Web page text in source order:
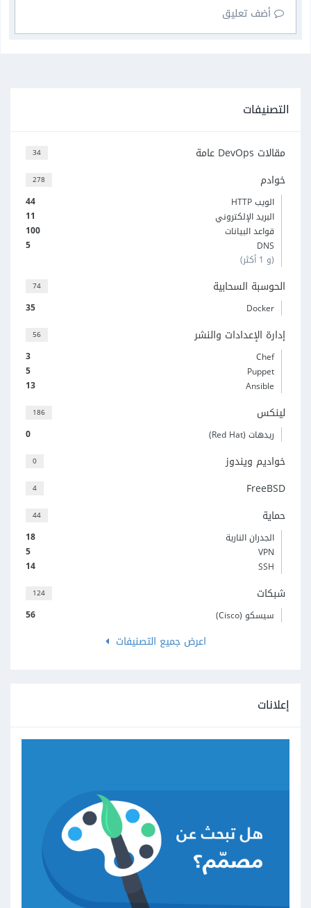
أضف تعليق
التصنيفات
34 مقالات DevOps عامة
278 خوادم
44
الويب HTTP
11
البريد الإلكتروني
100
قواعد البيانات
5
DNS
(و 1 أكثر)
74 الحوسبة السحابية
35 Docker
56 إدارة الإعدادات والنشر
3
Chef
5
Puppet
13
Ansible
186 لينكس
0 ريدهات (Red Hat)
0 خواديم ويندوز
4 FreeBSD
44 حماية
18
الجدران النارية
5
VPN
14
SSH
124 شبكات
56 سيسكو (Cisco)
اعرض جميع التصنيفات
إعلانات